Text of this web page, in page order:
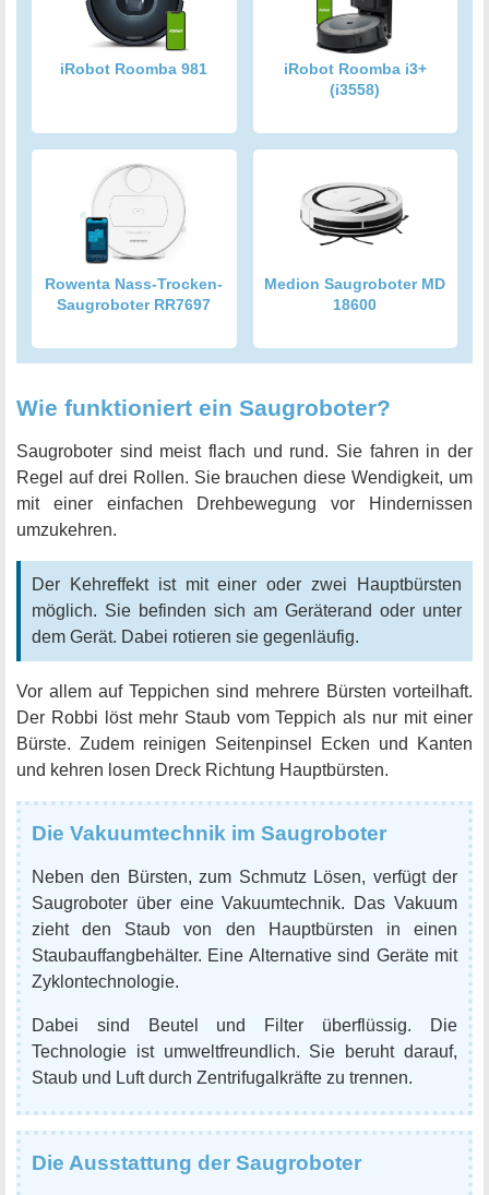
iRobot Roomba 981
iRobot Roomba i3+
(i3558)
Rowenta Nass-Trocken-
Saugroboter RR7697
Medion Saugroboter MD
18600
Wie funktioniert ein Saugroboter?
Saugroboter sind meist flach und rund. Sie fahren in der
Regel auf drei Rollen. Sie brauchen diese Wendigkeit, um
mit einer einfachen Drehbewegung vor Hindernissen
umzukehren.
Der Kehreffekt ist mit einer oder zwei Hauptbürsten
möglich. Sie befinden sich am Geräterand oder unter
dem Gerät. Dabei rotieren sie gegenläufig.
Vor allem auf Teppichen sind mehrere Bürsten vorteilhaft.
Der Robbi löst mehr Staub vom Teppich als nur mit einer
Bürste. Zudem reinigen Seitenpinsel Ecken und Kanten
und kehren losen Dreck Richtung Hauptbürsten.
Die Vakuumtechnik im Saugroboter
Neben den Bürsten, zum Schmutz Lösen, verfügt der
Saugroboter über eine Vakuumtechnik. Das Vakuum
zieht den Staub von den Hauptbürsten in einen
Staubauffangbehälter. Eine Alternative sind Geräte mit
Zyklontechnologie.
Dabei sind Beutel und Filter überflüssig. Die
Technologie ist umweltfreundlich. Sie beruht darauf,
Staub und Luft durch Zentrifugalkräfte zu trennen.
Die Ausstattung der Saugroboter